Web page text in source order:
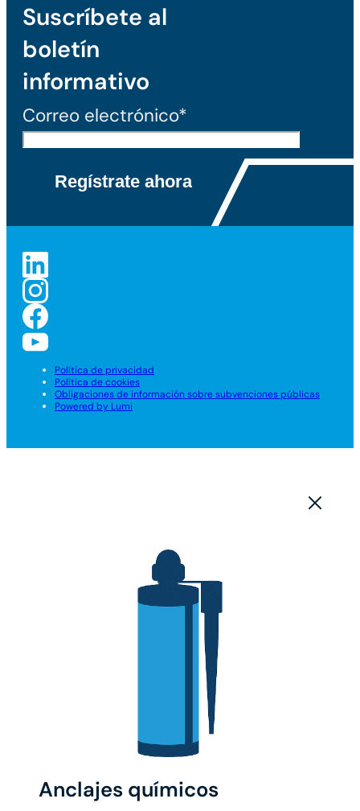
Suscríbete al
boletín
informativo
Correo electrónico*
Política de privacidad
Política de cookies
Obligaciones de información sobre subvenciones públicas
Powered by Lumi
Anclajes químicos